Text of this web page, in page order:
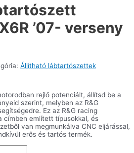
’07- verseny
Állítható lábtartószettek
rejlő potenciált, állítsd be a
szerint, melyben az R&G
Ez az R&G racing
címben említett típusokkal, és
van megmunkálva CNC eljárással,
erős és tartós termék.